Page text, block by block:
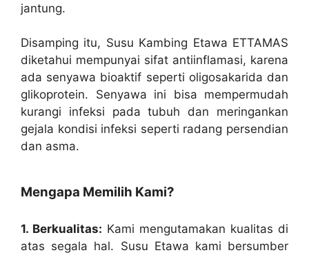
jantung.
Disamping itu, Susu Kambing Etawa ETTAMAS
diketahui mempunyai sifat antiinflamasi, karena
ada senyawa bioaktif seperti oligosakarida dan
glikoprotein. Senyawa ini bisa mempermudah
kurangi infeksi pada tubuh dan meringankan
gejala kondisi infeksi seperti radang persendian
dan asma.
Mengapa Memilih Kami?
1. Berkualitas: Kami mengutamakan kualitas di
atas segala hal. Susu Etawa kami bersumber